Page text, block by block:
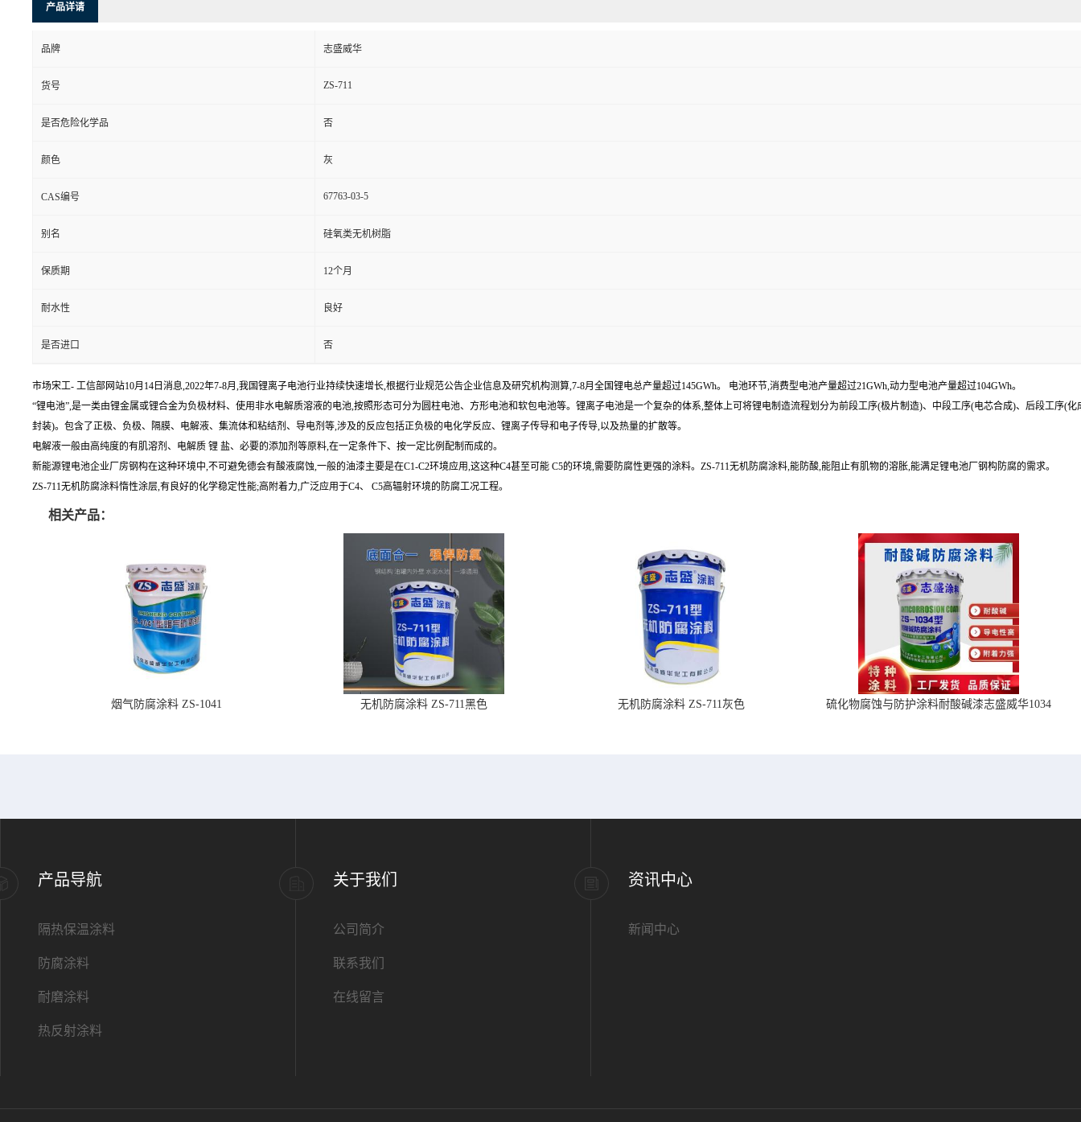
产品详请
品牌 志盛威华
货号 ZS-711
是否危险化学品 否
颜色 灰
CAS编号 67763-03-5
别名 硅氧类无机树脂
保质期 12个月
耐水性 良好
是否进口 否
市场宋工- 工信部网站10月14日消息,2022年7-8月,我国锂离子电池行业持续快速增长,根据行业规范公告企业信息及研究机构测算,7-8月全国锂电总产量超过145GWh。 电池环节,消费型电池产量超过21GWh,动力型电池产量超过104GWh。
“锂电池”,是一类由锂金属或锂合金为负极材料、使用非水电解质溶液的电池,按照形态可分为圆柱电池、方形电池和软包电池等。锂离子电池是一个复杂的体系,整体上可将锂电制造流程划分为前段工序(极片制造)、中段工序(电芯合成)、后段工序(化
封装)。包含了正极、负极、隔膜、电解液、集流体和粘结剂、导电剂等,涉及的反应包括正负极的电化学反应、锂离子传导和电子传导,以及热量的扩散等。
电解液一般由高纯度的有肌溶剂、电解质 锂 盐、必要的添加剂等原料,在一定条件下、按一定比例配制而成的。
新能源锂电池企业厂房钢构在这种环境中,不可避免德会有酸液腐蚀,一般的油漆主要是在C1-C2环境应用,这这种C4甚至可能 C5的环境,需要防腐性更强的涂料。ZS-711无机防腐涂料,能防酸,能阻止有肌物的溶胀,能满足锂电池厂钢构防腐的需求。
ZS-711无机防腐涂料惰性涂层,有良好的化学稳定性能;高附着力,广泛应用于C4、 C5高辐射环境的防腐工况工程。
相关产品：
烟气防腐涂料 ZS-1041 无机防腐涂料 ZS-711黑色 无机防腐涂料 ZS-711灰色 硫化物腐蚀与防护涂料耐酸碱漆志盛威华1034
产品导航
隔热保温涂料
防腐涂料
耐磨涂料
热反射涂料
关于我们
公司简介
联系我们
在线留言
资讯中心
新闻中心